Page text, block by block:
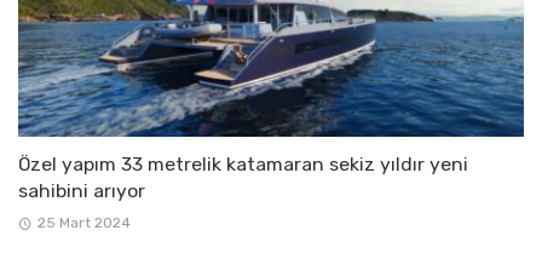
Özel yapım 33 metrelik katamaran sekiz yıldır yeni
sahibini arıyor
25 Mart 2024